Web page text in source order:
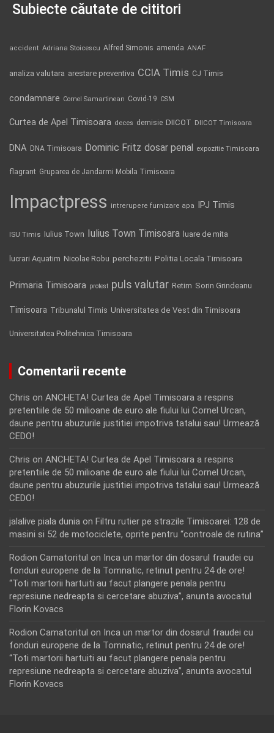
Subiecte căutate de cititori
accident Adriana Stoicescu Alfred Simonis amenda ANAF
analiza valutara arestare preventiva CCIA Timis CJ Timis
condamnare Cornel Samartinean Covid-19 CSM
Curtea de Apel Timisoara deces demisie DIICOT DIICOT Timisoara
DNA DNA Timisoara Dominic Fritz dosar penal expozitie Timisoara
flagrant Gruparea de Jandarmi Mobila Timisoara
Impactpress intrerupere furnizare apa IPJ Timis
ISU Timis Iulius Town Iulius Town Timisoara luare de mita
lucrari Aquatim Nicolae Robu perchezitii Politia Locala Timisoara
Primaria Timisoara protest puls valutar Retim Sorin Grindeanu
Timisoara Tribunalul Timis Universitatea de Vest din Timisoara
Universitatea Politehnica Timisoara
Comentarii recente
Chris on ANCHETA! Curtea de Apel Timisoara a respins
pretentiile de 50 milioane de euro ale fiului lui Cornel Urcan,
daune pentru abuzurile justitiei impotriva tatalui sau! Urmează
CEDO!
Chris on ANCHETA! Curtea de Apel Timisoara a respins
pretentiile de 50 milioane de euro ale fiului lui Cornel Urcan,
daune pentru abuzurile justitiei impotriva tatalui sau! Urmează
CEDO!
jalalive piala dunia on Filtru rutier pe strazile Timisoarei: 128 de
masini si 52 de motociclete, oprite pentru “controale de rutina”
Rodion Camatoritul on Inca un martor din dosarul fraudei cu
fonduri europene de la Tomnatic, retinut pentru 24 de ore!
“Toti martorii hartuiti au facut plangere penala pentru
represiune nedreapta si cercetare abuziva”, anunta avocatul
Florin Kovacs
Rodion Camatoritul on Inca un martor din dosarul fraudei cu
fonduri europene de la Tomnatic, retinut pentru 24 de ore!
“Toti martorii hartuiti au facut plangere penala pentru
represiune nedreapta si cercetare abuziva”, anunta avocatul
Florin Kovacs